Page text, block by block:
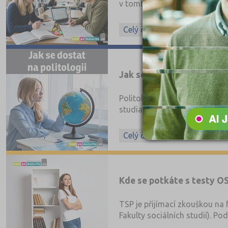
v tomto přehledu, najdete na
Celý článek
Jak se dostat na
Politologii můžete studovat
studia, mezinárodní vztahy
www.VysokeSkoly.com.
literaturu a na náplň a data
Celý článek
Kde se potkáte s testy
TSP je přijímací zkouškou
Fakulty sociálních studií).